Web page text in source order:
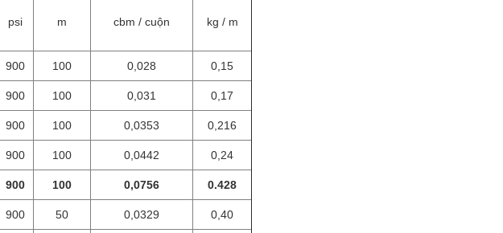
psi m cbm / cuộn kg / m
900 100 0,028 0,15
900 100 0,031 0,17
900 100 0,0353 0,216
900 100 0,0442 0,24
900 100 0,0756 0.428
900 50 0,0329 0,40